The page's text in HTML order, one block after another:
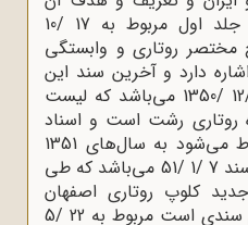
پرداخته است. اولین سند جلد اول مربوط به 17 /10
مختصر روتاری و وابستگی
دارد و آخرین سند این
مجموعه هم مربوط به 23 /12 /1350 می‌باشد که لیست
روتاری رشت است و اسناد
جلد دوم این مجموعه مربوط می‌شود به سال‌های 1351
الی 1357 و اولین سند آن، سند 7 /1 /51 می‌باشد که طی
کلوپ روتاری اصفهان
معرفی شده‌اند سند آخر هم سندی است مربوط به 22 /5